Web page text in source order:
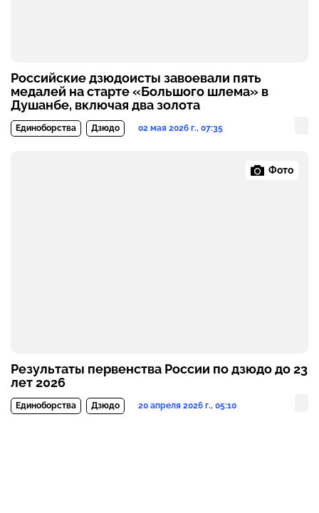
Российские дзюдоисты завоевали пять
медалей на старте «Большого шлема» в
Душанбе, включая два золота
Единоборства Дзюдо 02 мая 2026 г., 07:35
Фото
Результаты первенства России по дзюдо до 23
лет 2026
Единоборства Дзюдо 20 апреля 2026 г., 05:10